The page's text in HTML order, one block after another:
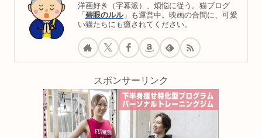
洋画好き（字幕派）、煩悩に従う。猫ブログ
「碧眼のルル」も運営中。映画の合間に、可愛
い猫たちにも癒されてください。
スポンサーリンク